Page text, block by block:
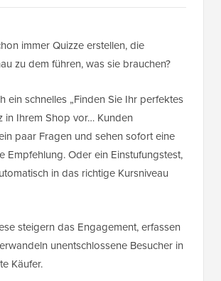
immer Quizze erstellen, die
zu dem führen, was sie brauchen?
ein schnelles „Finden Sie Ihr perfektes
in Ihrem Shop vor… Kunden
paar Fragen und sehen sofort eine
Empfehlung. Oder ein Einstufungstest,
in das richtige Kursniveau
steigern das Engagement, erfassen
unentschlossene Besucher in
Käufer.